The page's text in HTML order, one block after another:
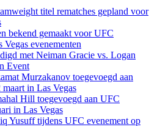
titel rematches gepland voor
bekend gemaakt voor UFC
evenementen
met Neiman Gracie vs. Logan
Event
Murzakanov toegevoegd aan
in Las Vegas
Hill toegevoegd aan UFC
in Las Vegas
Yusuff tijdens UFC evenement op